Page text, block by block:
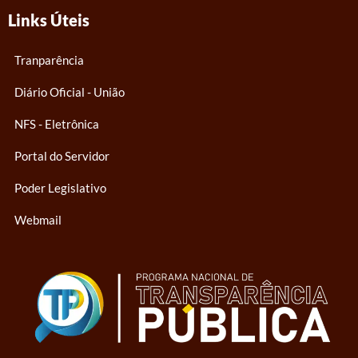
Links Úteis
Tranparência
Diário Oficial - União
NFS - Eletrônica
Portal do Servidor
Poder Legislativo
Webmail